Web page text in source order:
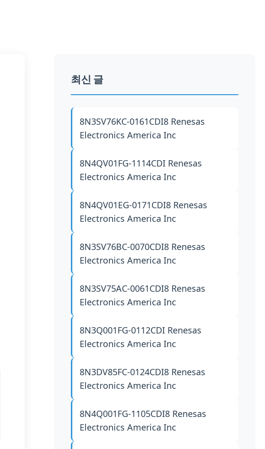
최신 글
8N3SV76KC-0161CDI8 Renesas
Electronics America Inc
8N4QV01FG-1114CDI Renesas
Electronics America Inc
8N4QV01EG-0171CDI8 Renesas
Electronics America Inc
8N3SV76BC-0070CDI8 Renesas
Electronics America Inc
8N3SV75AC-0061CDI8 Renesas
Electronics America Inc
8N3Q001FG-0112CDI Renesas
Electronics America Inc
8N3DV85FC-0124CDI8 Renesas
Electronics America Inc
8N4Q001FG-1105CDI8 Renesas
Electronics America Inc